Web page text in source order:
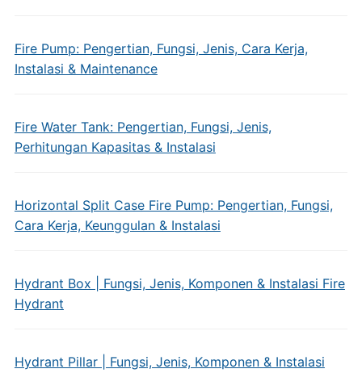
Fire Pump: Pengertian, Fungsi, Jenis, Cara Kerja,
Instalasi & Maintenance
Fire Water Tank: Pengertian, Fungsi, Jenis,
Perhitungan Kapasitas & Instalasi
Horizontal Split Case Fire Pump: Pengertian, Fungsi,
Cara Kerja, Keunggulan & Instalasi
Hydrant Box | Fungsi, Jenis, Komponen & Instalasi Fire
Hydrant
Hydrant Pillar | Fungsi, Jenis, Komponen & Instalasi